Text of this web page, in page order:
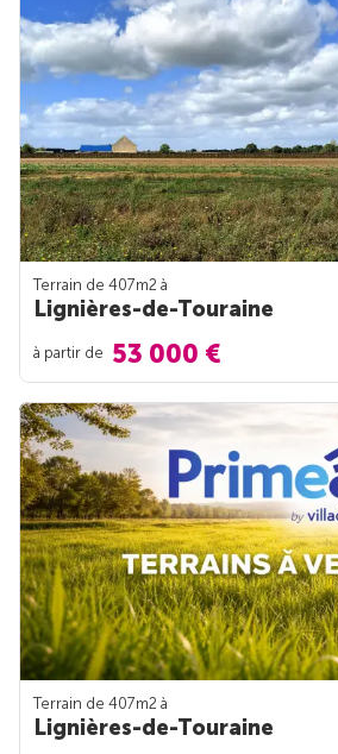
Terrain de 407m2 à
Lignières-de-Touraine
à partir de 53 000 €
Terrain de 407m2 à
Lignières-de-Touraine